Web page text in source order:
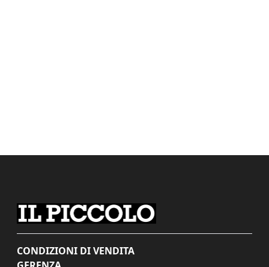
CONDIZIONI DI VENDITA